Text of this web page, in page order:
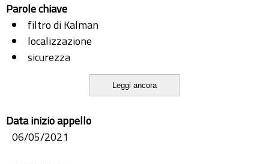
Parole chiave
filtro di Kalman
localizzazione
sicurezza
Leggi ancora
Data inizio appello
06/05/2021